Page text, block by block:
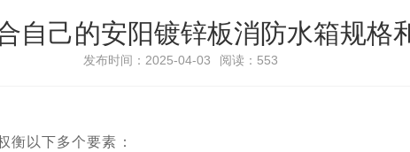
自己的安阳镀锌板消防水箱规格
发布时间：2025-04-03 阅读：553
衡以下多个要素：